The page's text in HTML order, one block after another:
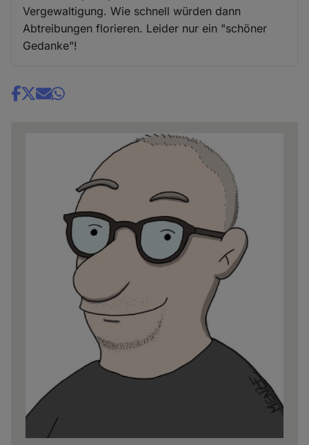
Vergewaltigung. Wie schnell würden dann
Abtreibungen florieren. Leider nur ein "schöner
Gedanke"!
Share